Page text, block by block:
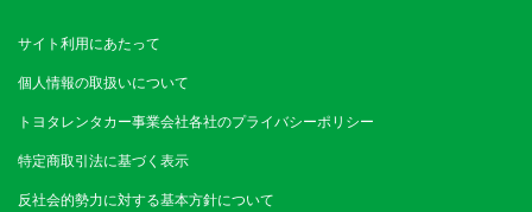
サイト利用にあたって
個人情報の取扱いについて
トヨタレンタカー事業会社各社のプライバシーポリシー
特定商取引法に基づく表示
反社会的勢力に対する基本方針について